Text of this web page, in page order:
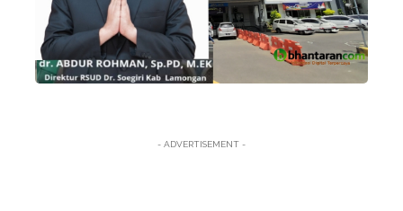
- ADVERTISEMENT -